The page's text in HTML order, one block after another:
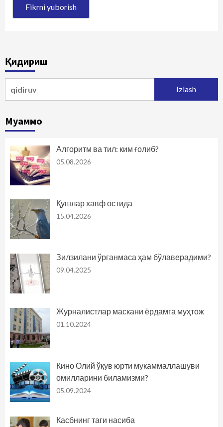
Қидириш
Муаммо
Алгоритм ва тил: ким ғолиб?
05.08.2026
Қушлар хавф остида
15.04.2026
Зилзилани ўрганмаса ҳам бўлаверадими?
09.04.2025
Журналистлар маскани ёрдамга муҳтож
01.10.2024
Кино Олий ўқув юрти мукаммаллашуви
омилларини биламизми?
05.09.2024
Касбнинг таги насиба